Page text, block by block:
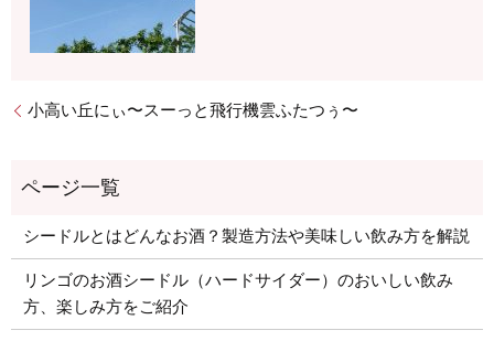
小高い丘にぃ〜スーっと飛行機雲ふたつぅ〜
シードルとはどんなお酒？製造方法や美味しい飲み方を解説
リンゴのお酒シードル（ハードサイダー）のおいしい飲み
方、楽しみ方をご紹介